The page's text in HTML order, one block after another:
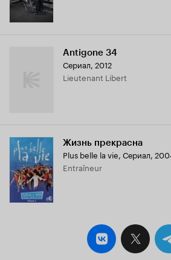
Antigone 34
Сериал, 2012
Lieutenant Libert
Жизнь прекрасна
Plus belle la vie, Сериал,
Entraîneur